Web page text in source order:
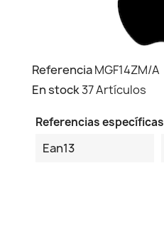
ReferenciaMGF14ZM/A
En stock37 Artículos
Referencias específicas
Ean13